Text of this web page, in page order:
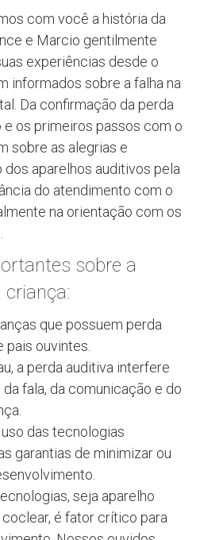
com você a história da
e Marcio gentilmente
experiências desde o
informados sobre a falha na
Da confirmação da perda
os primeiros passos com o
sobre as alegrias e
aparelhos auditivos pela
do atendimento com o
na orientação com os
sobre a
criança:
que possuem perda
pais ouvintes.
a perda auditiva interfere
fala, da comunicação e do
das tecnologias
garantias de minimizar ou
seja aparelho
é fator crítico para